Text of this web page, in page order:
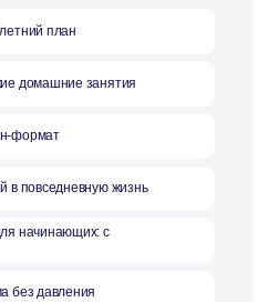
что
давления
с
жизнь